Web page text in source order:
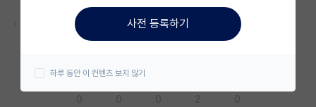
미국 대학원 합격 후기 게시판
대학원생 모집 게시판
연구실(PI) 홍보 게시판
. 사전 등록하기
하루 동안 이 컨텐츠 보지 않기